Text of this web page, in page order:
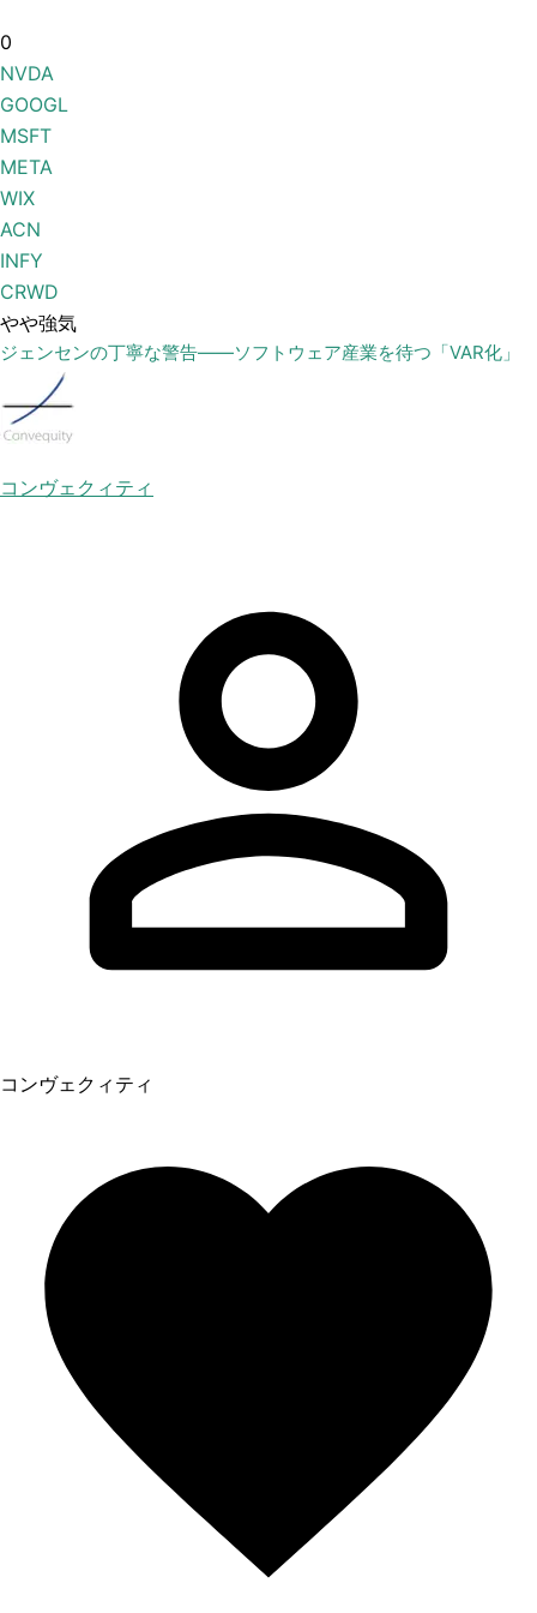
0
NVDA
GOOGL
MSFT
META
WIX
ACN
INFY
CRWD
やや強気
ジェンセンの丁寧な警告——ソフトウェア産業を待つ「VAR化」
コンヴェクィティ
コンヴェクィティ